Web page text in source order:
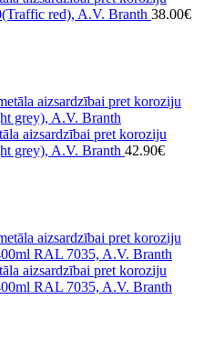
red), A.V. Branth 38.00€
aizsardzībai pret koroziju
grey), A.V. Branth 42.90€
aizsardzībai pret koroziju
RAL 7035, A.V. Branth